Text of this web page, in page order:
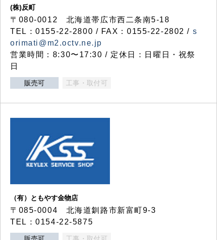
(株)反町
〒080-0012 北海道帯広市西二条南5-18
TEL：0155-22-2800 / FAX：0155-22-2802 / s
orimati@m2.octv.ne.jp
営業時間：8:30〜17:30 / 定休日：日曜日・祝祭
日
販売可 工事・取付可
（有）ともやす金物店
〒085-0004 北海道釧路市新富町9-3
TEL：0154-22-5875